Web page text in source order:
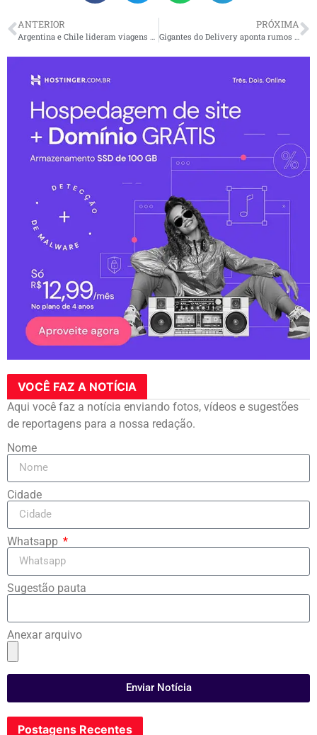
ANTERIOR PRÓXIMA
VOCÊ FAZ A NOTÍCIA
Aqui você faz a notícia enviando fotos, vídeos e sugestões
de reportagens para a nossa redação.
Nome
Cidade
Whatsapp
Sugestão pauta
Anexar arquivo
Enviar Notícia
Postagens Recentes